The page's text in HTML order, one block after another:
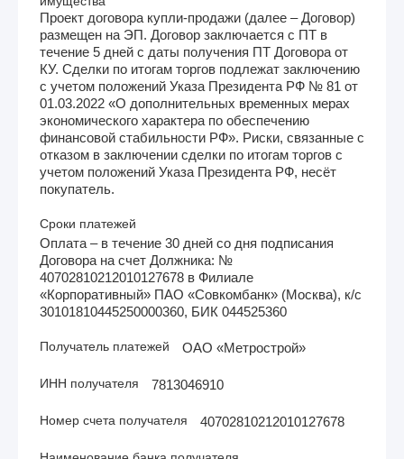
Проект договора купли-продажи (далее – Договор)
размещен на ЭП. Договор заключается с ПТ в
течение 5 дней с даты получения ПТ Договора от
КУ. Сделки по итогам торгов подлежат заключению
с учетом положений Указа Президента РФ № 81 от
01.03.2022 «О дополнительных временных мерах
экономического характера по обеспечению
финансовой стабильности РФ». Риски, связанные с
отказом в заключении сделки по итогам торгов с
учетом положений Указа Президента РФ, несёт
покупатель.
Сроки платежей
Оплата – в течение 30 дней со дня подписания
Договора на счет Должника: №
40702810212010127678 в Филиале
«Корпоративный» ПАО «Совкомбанк» (Москва), к/с
30101810445250000360, БИК 044525360
Получатель платежей ОАО «Метрострой»
ИНН получателя 7813046910
Номер счета получателя 40702810212010127678